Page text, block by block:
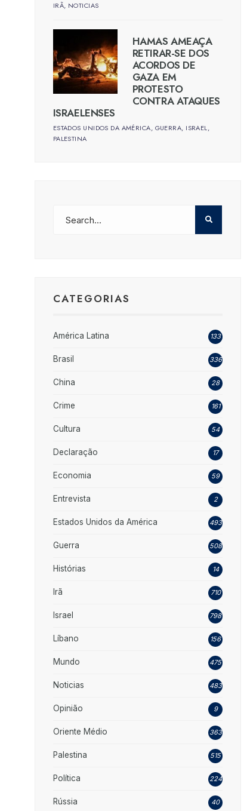
IRÃ, NOTICIAS
HAMAS AMEAÇA
RETIRAR-SE DOS
ACORDOS DE
GAZA EM
PROTESTO
CONTRA ATAQUES
ISRAELENSES
ESTADOS UNIDOS DA AMÉRICA, GUERRA, ISRAEL,
PALESTINA
CATEGORIAS
América Latina 133
Brasil 336
China 28
Crime 161
Cultura 54
Declaração 17
Economia 59
Entrevista 2
Estados Unidos da América 493
Guerra 508
Histórias 14
Irã 710
Israel 798
Líbano 156
Mundo 475
Noticias 483
Opinião 9
Oriente Médio 363
Palestina 515
Política 224
Rússia 40